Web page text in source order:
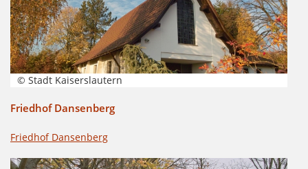
© Stadt Kaiserslautern
Friedhof Dansenberg
Friedhof Dansenberg